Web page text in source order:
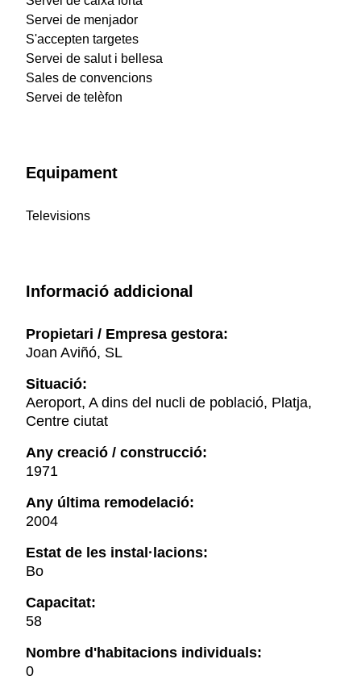
Servei de menjador
S'accepten targetes
Servei de salut i bellesa
Sales de convencions
Servei de telèfon
Equipament
Televisions
Informació addicional
Propietari / Empresa gestora:
Joan Aviñó, SL
Situació:
Aeroport, A dins del nucli de població, Platja,
Centre ciutat
Any creació / construcció:
1971
Any última remodelació:
2004
Estat de les instal·lacions:
Bo
Capacitat:
58
Nombre d'habitacions individuals:
0